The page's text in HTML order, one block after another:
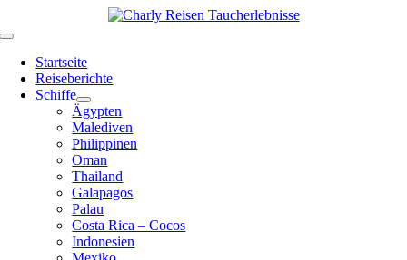
Inhalt
Toggle
NavigationStartseite
Reiseberichte
Schiffe
Ägypten
Malediven
Philippinen
Oman
Thailand
Galapagos
Palau
Costa Rica – Cocos
Indonesien